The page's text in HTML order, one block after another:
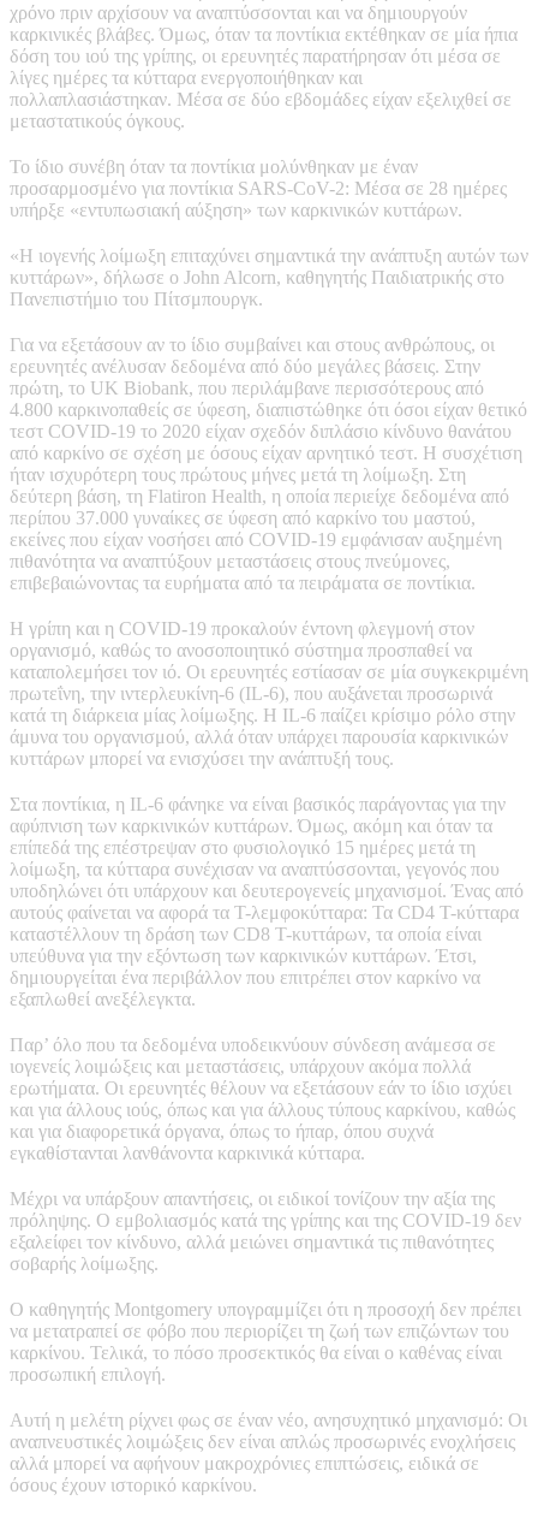
χρόνο πριν αρχίσουν να αναπτύσσονται και να δημιουργούν
καρκινικές βλάβες. Όμως, όταν τα ποντίκια εκτέθηκαν σε μία ήπια
δόση του ιού της γρίπης, οι ερευνητές παρατήρησαν ότι μέσα σε
λίγες ημέρες τα κύτταρα ενεργοποιήθηκαν και
πολλαπλασιάστηκαν. Μέσα σε δύο εβδομάδες είχαν εξελιχθεί σε
μεταστατικούς όγκους.
Το ίδιο συνέβη όταν τα ποντίκια μολύνθηκαν με έναν
προσαρμοσμένο για ποντίκια SARS-CoV-2: Μέσα σε 28 ημέρες
υπήρξε «εντυπωσιακή αύξηση» των καρκινικών κυττάρων.
«Η ιογενής λοίμωξη επιταχύνει σημαντικά την ανάπτυξη αυτών των
κυττάρων», δήλωσε ο John Alcorn, καθηγητής Παιδιατρικής στο
Πανεπιστήμιο του Πίτσμπουργκ.
Για να εξετάσουν αν το ίδιο συμβαίνει και στους ανθρώπους, οι
ερευνητές ανέλυσαν δεδομένα από δύο μεγάλες βάσεις. Στην
πρώτη, το UK Biobank, που περιλάμβανε περισσότερους από
4.800 καρκινοπαθείς σε ύφεση, διαπιστώθηκε ότι όσοι είχαν θετικό
τεστ COVID-19 το 2020 είχαν σχεδόν διπλάσιο κίνδυνο θανάτου
από καρκίνο σε σχέση με όσους είχαν αρνητικό τεστ. Η συσχέτιση
ήταν ισχυρότερη τους πρώτους μήνες μετά τη λοίμωξη. Στη
δεύτερη βάση, τη Flatiron Health, η οποία περιείχε δεδομένα από
περίπου 37.000 γυναίκες σε ύφεση από καρκίνο του μαστού,
εκείνες που είχαν νοσήσει από COVID-19 εμφάνισαν αυξημένη
πιθανότητα να αναπτύξουν μεταστάσεις στους πνεύμονες,
επιβεβαιώνοντας τα ευρήματα από τα πειράματα σε ποντίκια.
Η γρίπη και η COVID-19 προκαλούν έντονη φλεγμονή στον
οργανισμό, καθώς το ανοσοποιητικό σύστημα προσπαθεί να
καταπολεμήσει τον ιό. Οι ερευνητές εστίασαν σε μία συγκεκριμένη
πρωτεΐνη, την ιντερλευκίνη-6 (IL-6), που αυξάνεται προσωρινά
κατά τη διάρκεια μίας λοίμωξης. Η IL-6 παίζει κρίσιμο ρόλο στην
άμυνα του οργανισμού, αλλά όταν υπάρχει παρουσία καρκινικών
κυττάρων μπορεί να ενισχύσει την ανάπτυξή τους.
Στα ποντίκια, η IL-6 φάνηκε να είναι βασικός παράγοντας για την
αφύπνιση των καρκινικών κυττάρων. Όμως, ακόμη και όταν τα
επίπεδά της επέστρεψαν στο φυσιολογικό 15 ημέρες μετά τη
λοίμωξη, τα κύτταρα συνέχισαν να αναπτύσσονται, γεγονός που
υποδηλώνει ότι υπάρχουν και δευτερογενείς μηχανισμοί. Ένας από
αυτούς φαίνεται να αφορά τα Τ-λεμφοκύτταρα: Τα CD4 Τ-κύτταρα
καταστέλλουν τη δράση των CD8 Τ-κυττάρων, τα οποία είναι
υπεύθυνα για την εξόντωση των καρκινικών κυττάρων. Έτσι,
δημιουργείται ένα περιβάλλον που επιτρέπει στον καρκίνο να
εξαπλωθεί ανεξέλεγκτα.
Παρ’ όλο που τα δεδομένα υποδεικνύουν σύνδεση ανάμεσα σε
ιογενείς λοιμώξεις και μεταστάσεις, υπάρχουν ακόμα πολλά
ερωτήματα. Οι ερευνητές θέλουν να εξετάσουν εάν το ίδιο ισχύει
και για άλλους ιούς, όπως και για άλλους τύπους καρκίνου, καθώς
και για διαφορετικά όργανα, όπως το ήπαρ, όπου συχνά
εγκαθίστανται λανθάνοντα καρκινικά κύτταρα.
Μέχρι να υπάρξουν απαντήσεις, οι ειδικοί τονίζουν την αξία της
πρόληψης. Ο εμβολιασμός κατά της γρίπης και της COVID-19 δεν
εξαλείφει τον κίνδυνο, αλλά μειώνει σημαντικά τις πιθανότητες
σοβαρής λοίμωξης.
Ο καθηγητής Montgomery υπογραμμίζει ότι η προσοχή δεν πρέπει
να μετατραπεί σε φόβο που περιορίζει τη ζωή των επιζώντων του
καρκίνου. Τελικά, το πόσο προσεκτικός θα είναι ο καθένας είναι
προσωπική επιλογή.
Αυτή η μελέτη ρίχνει φως σε έναν νέο, ανησυχητικό μηχανισμό: Οι
αναπνευστικές λοιμώξεις δεν είναι απλώς προσωρινές ενοχλήσεις
αλλά μπορεί να αφήνουν μακροχρόνιες επιπτώσεις, ειδικά σε
όσους έχουν ιστορικό καρκίνου.